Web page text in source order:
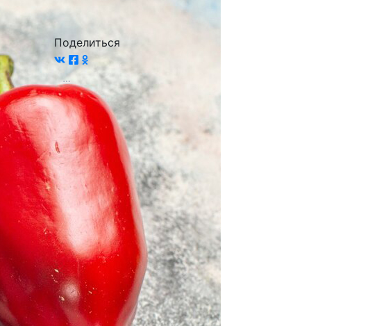
Поделиться